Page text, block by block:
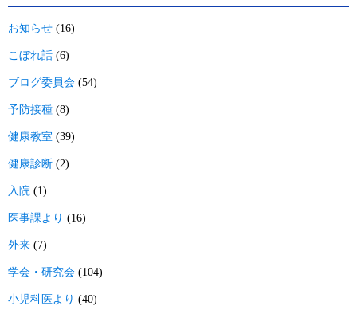
お知らせ (16)
こぼれ話 (6)
ブログ委員会 (54)
予防接種 (8)
健康教室 (39)
健康診断 (2)
入院 (1)
医事課より (16)
外来 (7)
学会・研究会 (104)
小児科医より (40)